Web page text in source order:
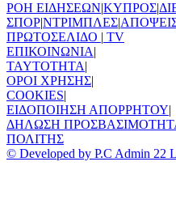
ΡΟΗ ΕΙΔΗΣΕΩΝ|ΚΥΠΡΟΣ|
ΣΠΟΡ|ΝΤΡΙΜΠΛΕΣ|
ΠΡΩΤΟΣΕΛΙΔΟ | TV
ΕΠΙΚΟΙΝΩΝΙΑ|
TAYTOTHTA|
ΟΡΟΙ ΧΡΗΣΗΣ|
COOKIES|
ΕΙΔΟΠΟΙΗΣΗ ΑΠΟΡΡΗΤΟΥ|
ΔΗΛΩΣΗ
ΠΟΛΙΤΗΣ
© Developed by P.C Admin 22